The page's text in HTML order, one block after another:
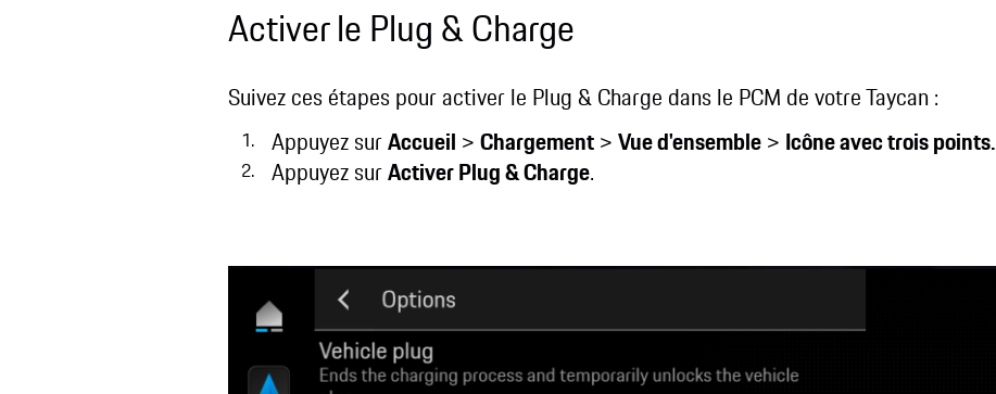
Activer le Plug & Charge
Suivez ces étapes pour activer le Plug & Charge dans le PCM de votre Taycan :
Appuyez surAccueil >Chargement>Vue d'ensemble> Icône avec trois points.
Appuyez surActiver Plug & Charge.